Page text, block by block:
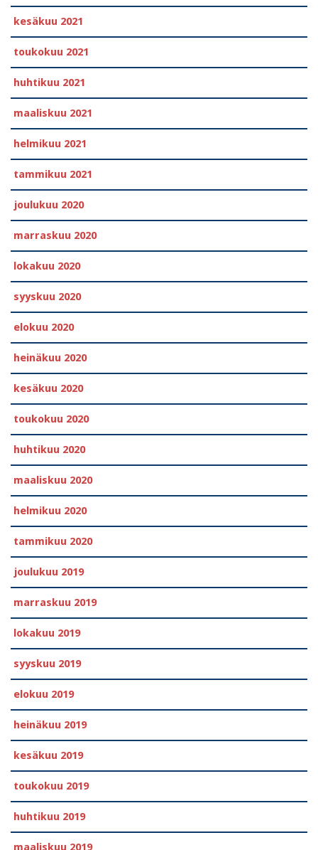
kesäkuu 2021
toukokuu 2021
huhtikuu 2021
maaliskuu 2021
helmikuu 2021
tammikuu 2021
joulukuu 2020
marraskuu 2020
lokakuu 2020
syyskuu 2020
elokuu 2020
heinäkuu 2020
kesäkuu 2020
toukokuu 2020
huhtikuu 2020
maaliskuu 2020
helmikuu 2020
tammikuu 2020
joulukuu 2019
marraskuu 2019
lokakuu 2019
syyskuu 2019
elokuu 2019
heinäkuu 2019
kesäkuu 2019
toukokuu 2019
huhtikuu 2019
maaliskuu 2019